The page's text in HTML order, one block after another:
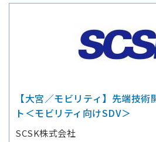
【大宮／モビリティ】先端技
ト＜モビリティ向けSDV＞
SCSK株式会社